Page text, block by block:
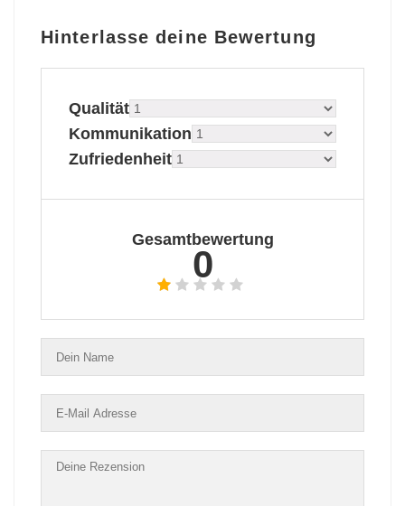
Hinterlasse deine Bewertung
Qualität
Kommunikation
Zufriedenheit
Gesamtbewertung
0